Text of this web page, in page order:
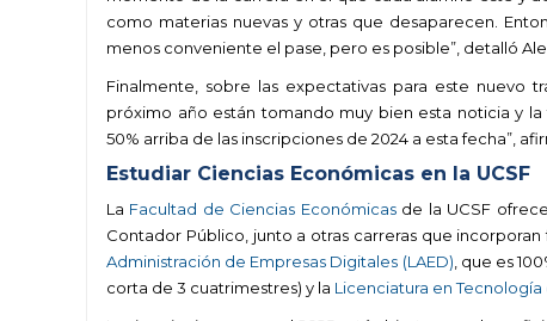
como materias nuevas y otras que desaparecen.
menos conveniente el pase, pero es posible”, detalló
Finalmente, sobre las expectativas para este nuevo
próximo año están tomando muy bien esta noticia y
50% arriba de las inscripciones de 2024 a esta fecha”,
Estudiar Ciencias Económicas en la UCSF
La Facultad de Ciencias Económicasde la UCSF
Contador Público, junto a otras carreras que
Administración de Empresas Digitales (LAED) , que es
corta de 3 cuatrimestres) y la Licenciatura en Tecnología